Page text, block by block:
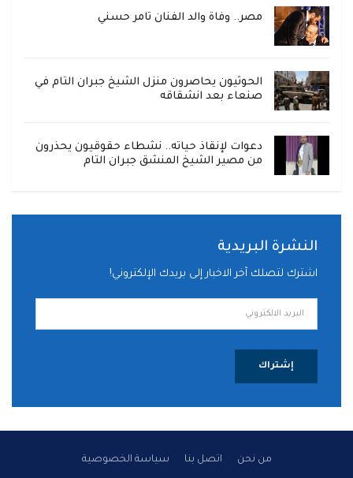
مصر.. وفاة والد الفنان تامر حسني
الحوثيون يحاصرون منزل الشيخ جبران التام في
صنعاء بعد انشقاقه
دعوات لإنقاذ حياته.. نشطاء حقوقيون يحذرون
من مصير الشيخ المنشق جبران التام
النشرة البريدية
اشترك لتصلك آخر الاخبار إلى بريدك الإلكتروني!
إشتراك
من نحن اتصل بنا سياسة الخصوصية